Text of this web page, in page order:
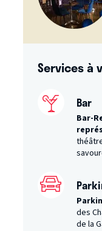
Services à
Bar
Bar-
des
de la